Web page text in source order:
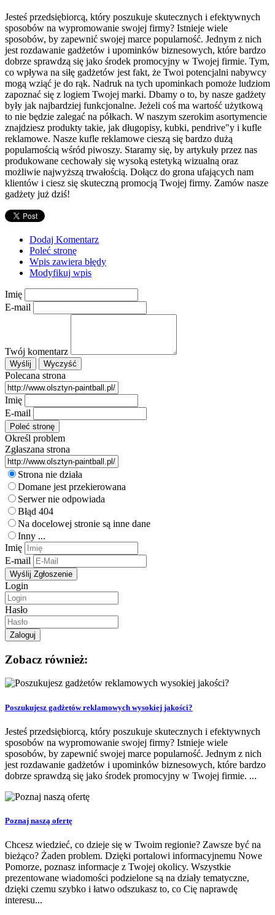
Jesteś przedsiębiorcą, który poszukuje skutecznych i efektywnych
sposobów na wypromowanie swojej firmy? Istnieje wiele
sposobów, by zapewnić swojej marce popularność. Jednym z nich
jest rozdawanie gadżetów i upominków biznesowych, które bardzo
dobrze sprawdzą się jako środek promocyjny w Twojej firmie. Tym,
co wpływa na siłę gadżetów jest fakt, że Twoi potencjalni nabywcy
mogą wziąć je do rąk. Nadruk na tych upominkach pomoże ludziom
zapoznać się z logiem Twojej marki. Dbamy o to, by nasze gadżety
były jak najbardziej funkcjonalne. Jeżeli coś ma wartość użytkową
to nie będzie zalegać na półkach. W naszym szerokim asortymencie
znajdziesz produkty takie, jak długopisy, kubki, pendrive"y i kufle
reklamowe. Nasze kufle reklamowe cieszą się bardzo dużą
popularnością wśród piwoszy. Staramy się, by artykuły przez nas
produkowane cechowały się wysoką estetyką wizualną oraz
możliwie najwyższą trwałością. Dołącz do grona ufających nam
klientów i ciesz się skuteczną promocją Twojej firmy. Zamów nasze
gadżety już dziś!
Dodaj Komentarz
Poleć stronę
Wpis zawiera błędy
Modyfikuj wpis
Imię
E-mail
Twój komentarz
Polecana strona
Imię
E-mail
Określ problem
Zgłaszana strona
Strona nie działa
Domane jest przekierowana
Serwer nie odpowiada
Błąd 404
Na docelowej stronie są inne dane
Inny ...
Imię
E-mail
Login
Hasło
Zobacz również:
Poszukujesz gadżetów reklamowych wysokiej jakości?
Jesteś przedsiębiorcą, który poszukuje skutecznych i efektywnych
sposobów na wypromowanie swojej firmy? Istnieje wiele
sposobów, by zapewnić swojej marce popularność. Jednym z nich
jest rozdawanie gadżetów i upominków biznesowych, które bardzo
dobrze sprawdzą się jako środek promocyjny w Twojej firmie. ...
Poznaj naszą ofertę
Chcesz wiedzieć, co dzieje się w Twoim regionie? Zawsze być na
bieżąco? Żaden problem. Dzięki portalowi informacyjnemu Nowe
Pomorze, poznasz informacje z Twojej okolicy. Wszystkie
prezentowane wiadomości podzielone są na działy tematyczne,
dzięki czemu szybko i łatwo odszukasz to, co Cię naprawdę
interesu...